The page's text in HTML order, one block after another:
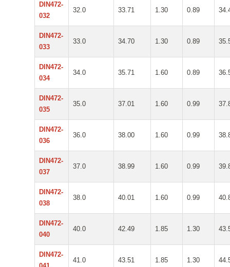
DIN472-
032
32.0 33.71 1.30 0.89
DIN472-
033
33.0 34.70 1.30 0.89
DIN472-
034
34.0 35.71 1.60 0.89
DIN472-
035
35.0 37.01 1.60 0.99
DIN472-
036
36.0 38.00 1.60 0.99
DIN472-
037
37.0 38.99 1.60 0.99
DIN472-
038
38.0 40.01 1.60 0.99
DIN472-
040
40.0 42.49 1.85 1.30
DIN472-
41.0 43.51 1.85 1.30